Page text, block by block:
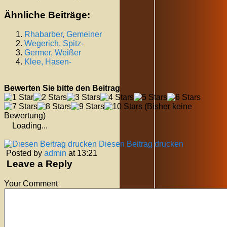
Ähnliche Beiträge:
Rhabarber, Gemeiner
Wegerich, Spitz-
Germer, Weißer
Klee, Hasen-
Bewerten Sie bitte den Beitrag
(Bisher keine
Bewertung)
Loading...
Diesen Beitrag drucken
Posted by admin at 13:21
Leave a Reply
Your Comment